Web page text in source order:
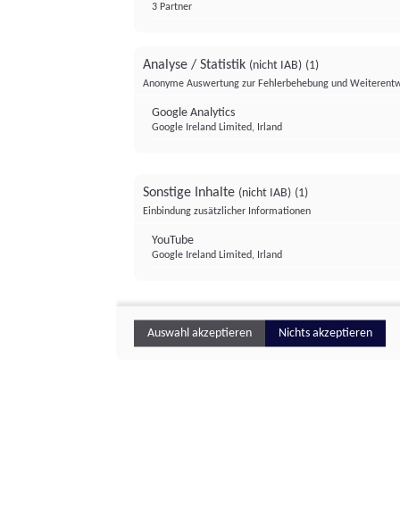
3 Partner
Analyse / Statistik (nicht IAB) (1)
Anonyme Auswertung zur Fehlerbehebung und
Google Analytics
Google Ireland Limited, Irland
Sonstige Inhalte (nicht IAB) (1)
Einbindung zusätzlicher Informationen
YouTube
Google Ireland Limited, Irland
Auswahl akzeptieren Nichts akzeptieren